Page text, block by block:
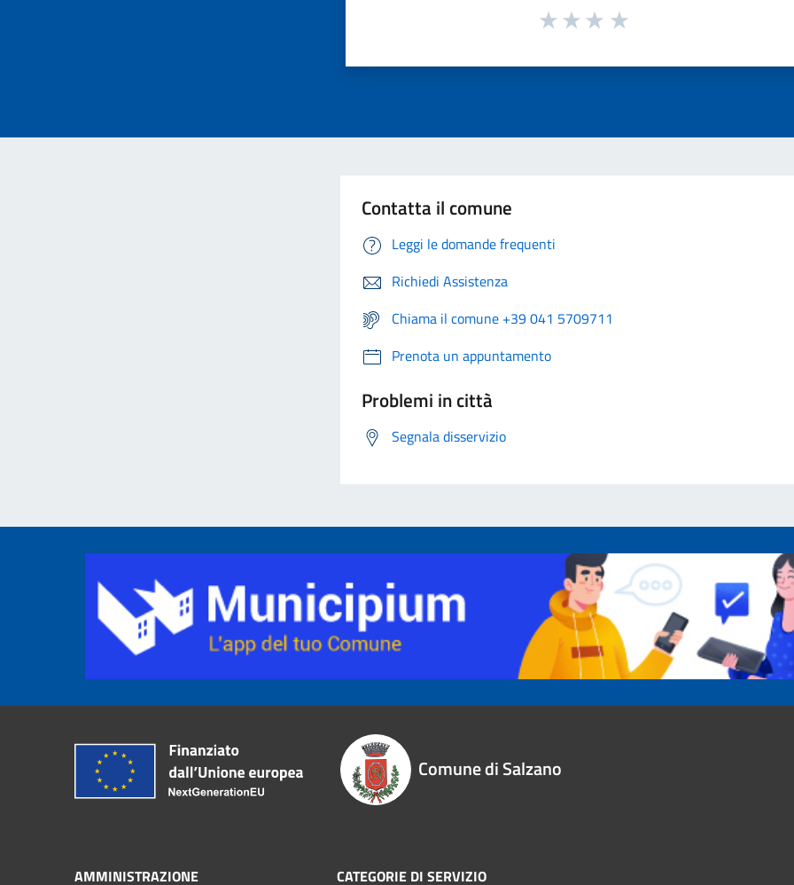
Contatta il comune
Leggi le domande frequenti
Richiedi Assistenza
Chiama il comune +39 041 5709711
Prenota un appuntamento
Problemi in città
Segnala disservizio
Comune di Salzano
AMMINISTRAZIONE CATEGORIE DI SERVIZIO